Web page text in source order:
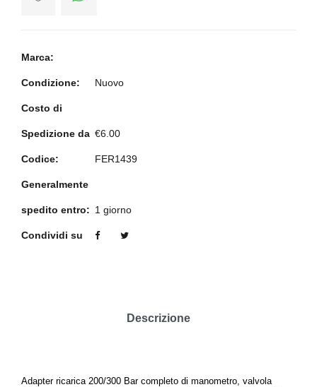
Marca:
Condizione: Nuovo
Costo di
Spedizione da €6.00
Codice: FER1439
Generalmente
spedito entro: 1 giorno
Condividi su
Descrizione
Adapter ricarica 200/300 Bar completo di manometro, valvola